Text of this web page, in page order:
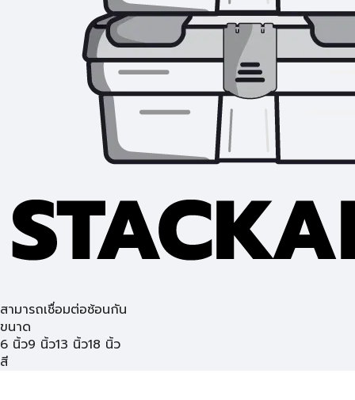
สามารถเชื่อมต่อซ้อนกัน
ขนาด
6 นิ้ว9 นิ้ว13 นิ้ว18 นิ้ว
สี